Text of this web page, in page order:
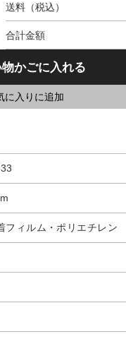
送料（税込）
合計金額
かごに入れる
に入りに追加
フィルム・ポリエチレン